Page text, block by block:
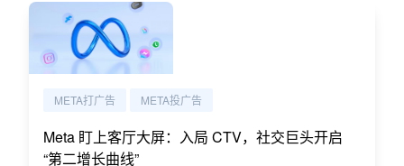
META打广告 META投广告
Meta 盯上客厅大屏：入局 CTV，社交巨头开启
“第二增长曲线”